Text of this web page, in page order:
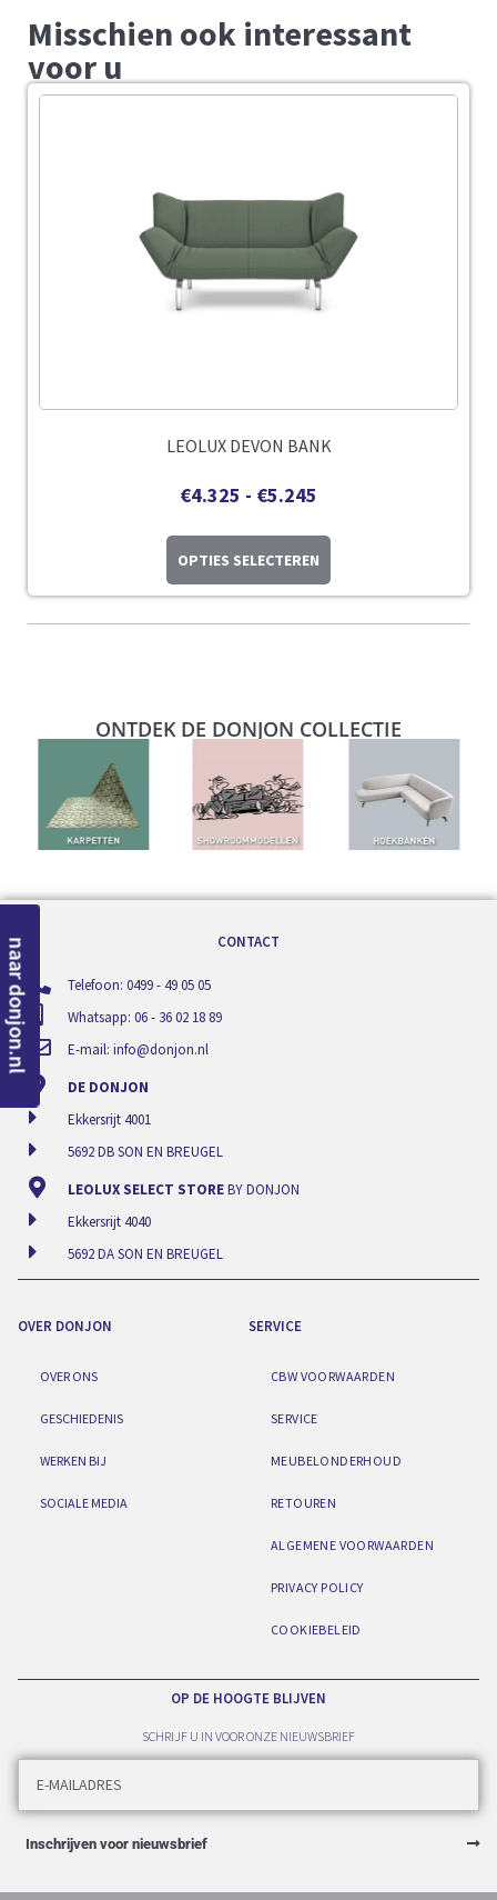
naar donjon.nl
Misschien ook interessant
voor u
LEOLUX DEVON BANK
€4.325 - €5.245
OPTIES SELECTEREN
ONTDEK DE DONJON COLLECTIE
CONTACT
Telefoon: 0499 - 49 05 05
Whatsapp: 06 - 36 02 18 89
E-mail: info@donjon.nl
DE DONJON
Ekkersrijt 4001
5692 DB SON EN BREUGEL
LEOLUX SELECT STOREBY DONJON
Ekkersrijt 4040
5692 DA SON EN BREUGEL
OVER DONJON
OVER ONS
GESCHIEDENIS
WERKEN BIJ
SOCIALE MEDIA
SERVICE
CBW VOORWAARDEN
SERVICE
MEUBELONDERHOUD
RETOUREN
ALGEMENE VOORWAARDEN
PRIVACY POLICY
COOKIEBELEID
OP DE HOOGTE BLIJVEN
SCHRIJF U IN VOOR ONZE NIEUWSBRIEF
Inschrijven voor nieuwsbrief